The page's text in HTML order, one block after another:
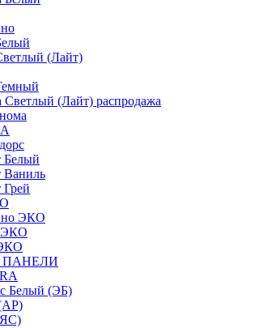
(Лайт)
(Лайт) распродажа
Белый
Ваниль
ЭКО
ЭКО
Белый (ЭБ)